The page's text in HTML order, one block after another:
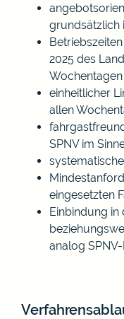
grundsätzlich
2025 des
Wochentagen
einheitlicher
allen
SPNV im
eingesetzten
Einbindung
analog